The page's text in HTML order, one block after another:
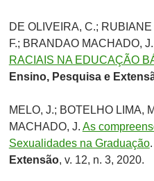
DE OLIVEIRA, C.;
F.; BRANDAO MACHADO, J.
RACIAIS NA EDUCAÇÃO
Ensino, Pesquisa e
MELO, J.; BOTELHO LIMA,
MACHADO, J. As
Sexualidades na Graduação.
Extensão, v. 12, n. 3, 2020.